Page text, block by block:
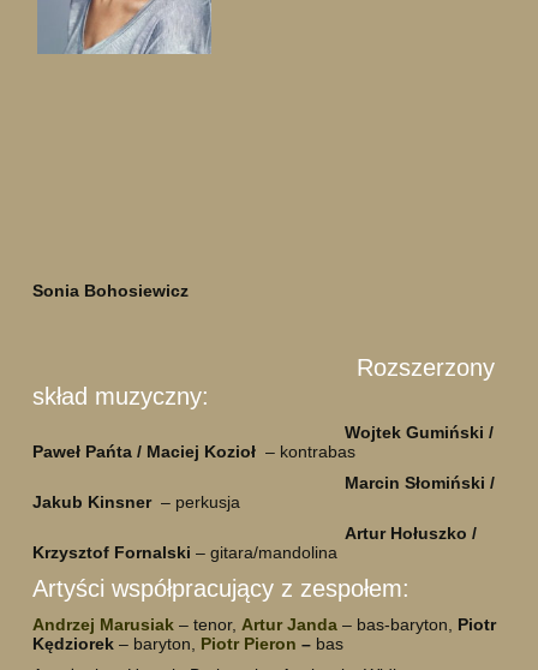
Sonia Bohosiewicz
Rozszerzony
skład muzyczny:
Wojtek Gumiński /
Paweł Pańta / Maciej Kozioł – kontrabas
Marcin Słomiński /
Jakub Kinsner – perkusja
Artur Hołuszko /
Krzysztof Fornalski – gitara/mandolina
Artyści współpracujący z zespołem:
Andrzej Marusiak– tenor,Artur Janda – bas-baryton, Piotr
Kędziorek – baryton, Piotr Pieron – bas